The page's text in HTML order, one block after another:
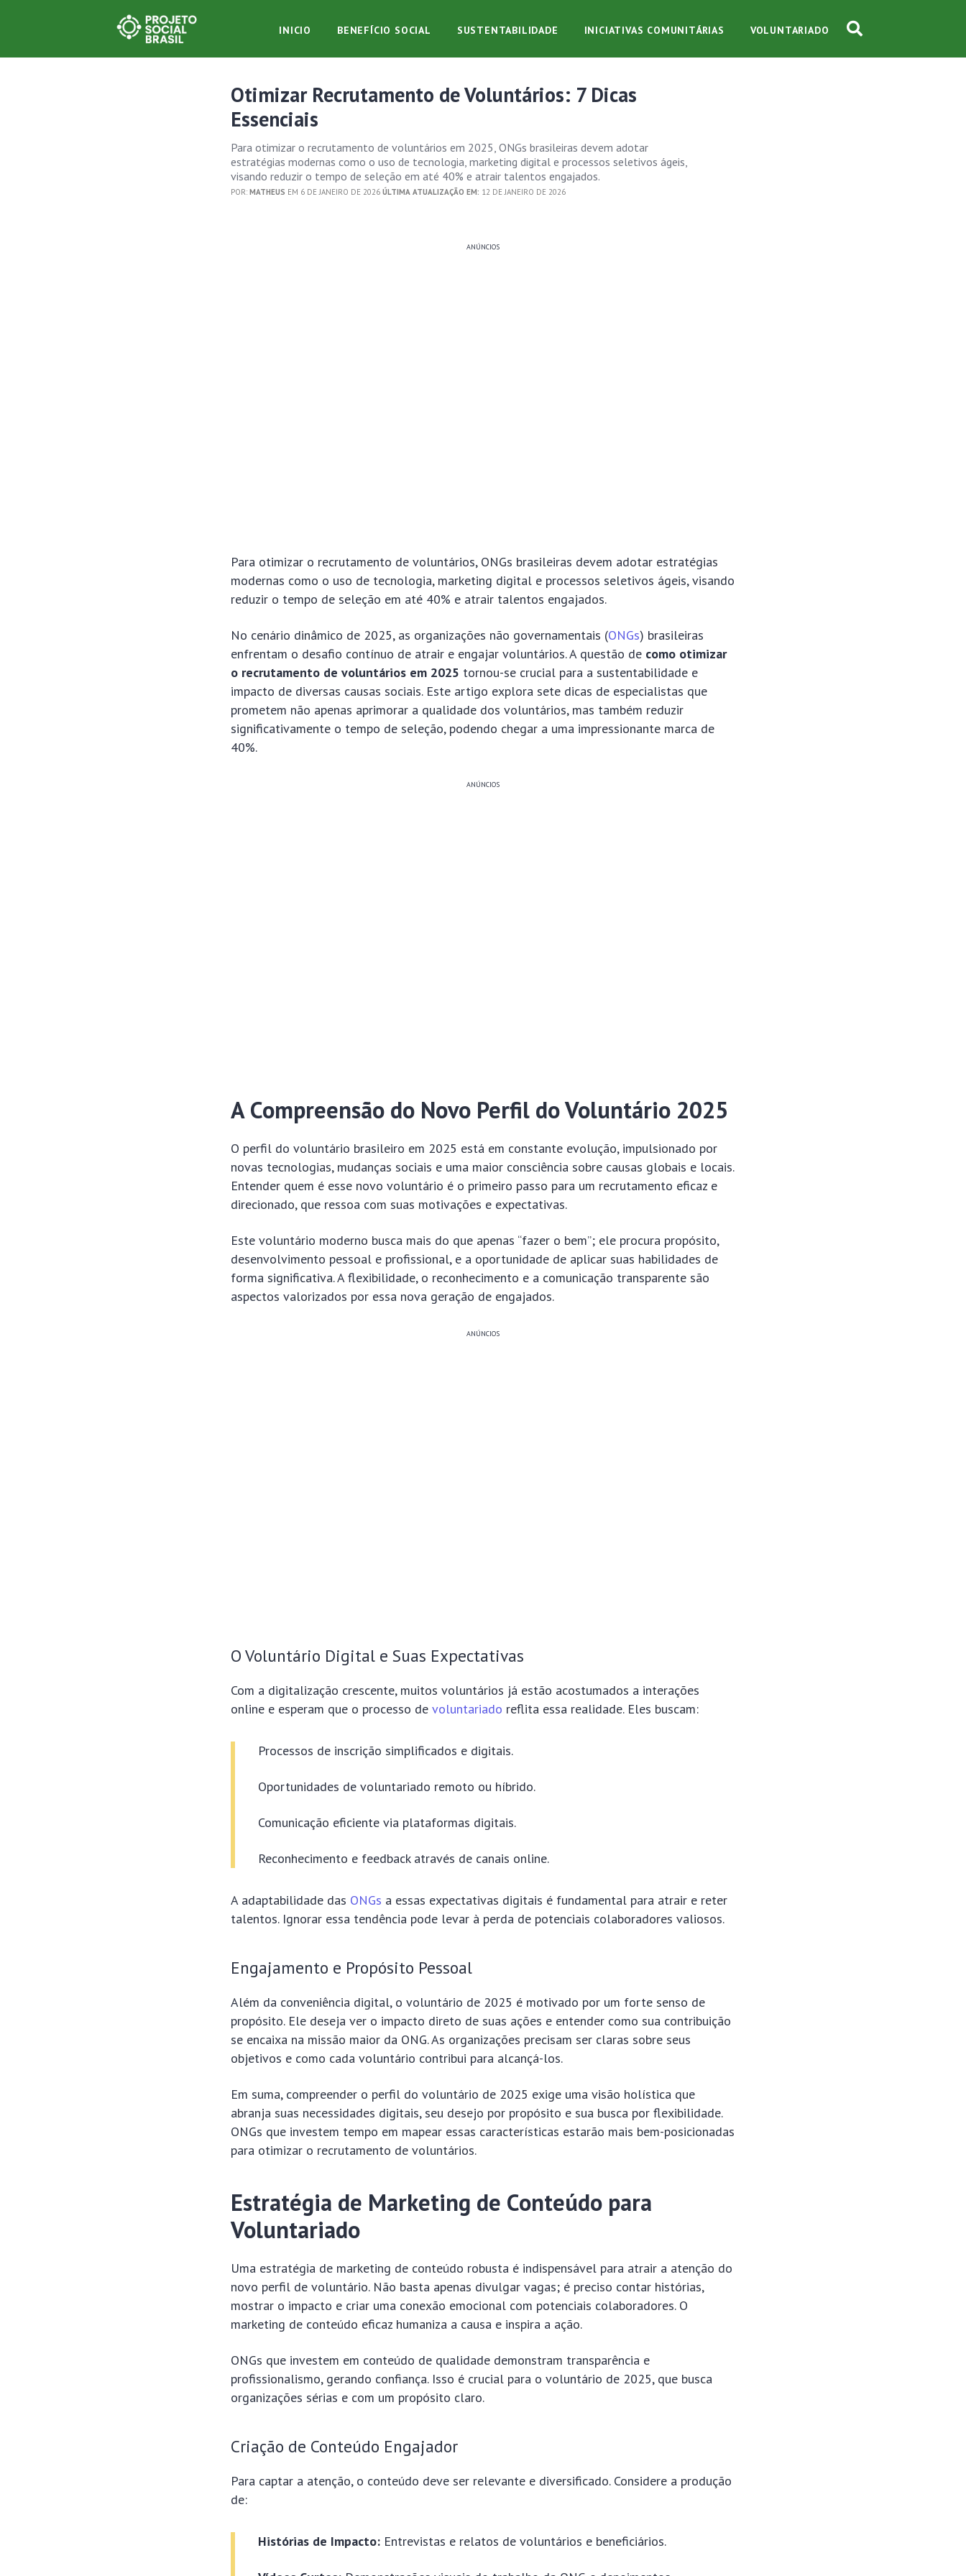
INICIO BENEFÍCIO SOCIAL SUSTENTABILIDADE INICIATIVAS COMUNITÁRIAS VOLUNTARIADO
Otimizar Recrutamento de Voluntários: 7 Dicas
Essenciais
Para otimizar o recrutamento de voluntários em 2025, ONGs brasileiras devem adotar
estratégias modernas como o uso de tecnologia, marketing digital e processos seletivos ágeis,
visando reduzir o tempo de seleção em até 40% e atrair talentos engajados.
POR:MATHEUS EM 6 DE JANEIRO DE 2026ÚLTIMA ATUALIZAÇÃO EM: 12 DE JANEIRO DE 2026
ANÚNCIOS
Para otimizar o recrutamento de voluntários, ONGs brasileiras devem adotar estratégias
modernas como o uso de tecnologia, marketing digital e processos seletivos ágeis, visando
reduzir o tempo de seleção em até 40% e atrair talentos engajados.
No cenário dinâmico de 2025, as organizações não governamentais (ONGs) brasileiras
enfrentam o desafio contínuo de atrair e engajar voluntários. A questão de como otimizar
o recrutamento de voluntários em 2025 tornou-se crucial para a sustentabilidade e
impacto de diversas causas sociais. Este artigo explora sete dicas de especialistas que
prometem não apenas aprimorar a qualidade dos voluntários, mas também reduzir
significativamente o tempo de seleção, podendo chegar a uma impressionante marca de
40%.
ANÚNCIOS
A Compreensão do Novo Perfil do Voluntário 2025
O perfil do voluntário brasileiro em 2025 está em constante evolução, impulsionado por
novas tecnologias, mudanças sociais e uma maior consciência sobre causas globais e locais.
Entender quem é esse novo voluntário é o primeiro passo para um recrutamento eficaz e
direcionado, que ressoa com suas motivações e expectativas.
Este voluntário moderno busca mais do que apenas “fazer o bem”; ele procura propósito,
desenvolvimento pessoal e profissional, e a oportunidade de aplicar suas habilidades de
forma significativa. A flexibilidade, o reconhecimento e a comunicação transparente são
aspectos valorizados por essa nova geração de engajados.
ANÚNCIOS
O Voluntário Digital e Suas Expectativas
Com a digitalização crescente, muitos voluntários já estão acostumados a interações
online e esperam que o processo devoluntariado reflita essa realidade. Eles buscam:
Processos de inscrição simplificados e digitais.
Oportunidades de voluntariado remoto ou híbrido.
Comunicação eficiente via plataformas digitais.
Reconhecimento e feedback através de canais online.
A adaptabilidade das ONGs a essas expectativas digitais é fundamental para atrair e reter
talentos. Ignorar essa tendência pode levar à perda de potenciais colaboradores valiosos.
Engajamento e Propósito Pessoal
Além da conveniência digital, o voluntário de 2025 é motivado por um forte senso de
propósito. Ele deseja ver o impacto direto de suas ações e entender como sua contribuição
se encaixa na missão maior da ONG. As organizações precisam ser claras sobre seus
objetivos e como cada voluntário contribui para alcançá-los.
Em suma, compreender o perfil do voluntário de 2025 exige uma visão holística que
abranja suas necessidades digitais, seu desejo por propósito e sua busca por flexibilidade.
ONGs que investem tempo em mapear essas características estarão mais bem-posicionadas
para otimizar o recrutamento de voluntários.
Estratégia de Marketing de Conteúdo para
Voluntariado
Uma estratégia de marketing de conteúdo robusta é indispensável para atrair a atenção do
novo perfil de voluntário. Não basta apenas divulgar vagas; é preciso contar histórias,
mostrar o impacto e criar uma conexão emocional com potenciais colaboradores. O
marketing de conteúdo eficaz humaniza a causa e inspira a ação.
ONGs que investem em conteúdo de qualidade demonstram transparência e
profissionalismo, gerando confiança. Isso é crucial para o voluntário de 2025, que busca
organizações sérias e com um propósito claro.
Criação de Conteúdo Engajador
Para captar a atenção, o conteúdo deve ser relevante e diversificado. Considere a produção
de:
Histórias de Impacto: Entrevistas e relatos de voluntários e beneficiários.